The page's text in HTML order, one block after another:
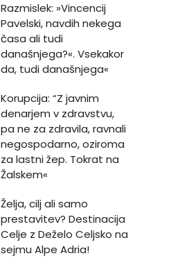
Razmislek: »Vincencij
Pavelski, navdih nekega
časa ali tudi
današnjega?«. Vsekakor
da, tudi današnjega«
Korupcija: “Z javnim
denarjem v zdravstvu,
pa ne za zdravila, ravnali
negospodarno, oziroma
za lastni žep. Tokrat na
Žalskem«
Želja, cilj ali samo
prestavitev? Destinacija
Celje z Deželo Celjsko na
sejmu Alpe Adria!